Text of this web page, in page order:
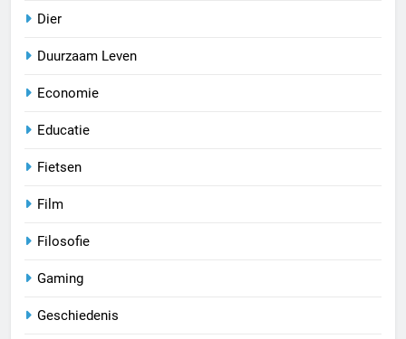
Dier
Duurzaam Leven
Economie
Educatie
Fietsen
Film
Filosofie
Gaming
Geschiedenis